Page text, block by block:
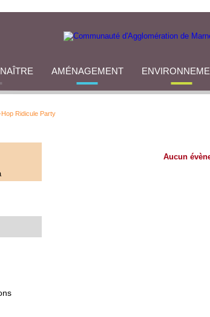
AMÉNAGEMENT
Hop Ridicule Party
Aucun